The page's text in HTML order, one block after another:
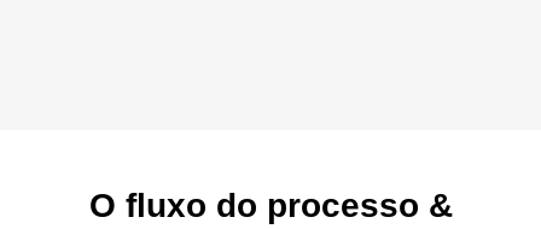
O fluxo do processo &